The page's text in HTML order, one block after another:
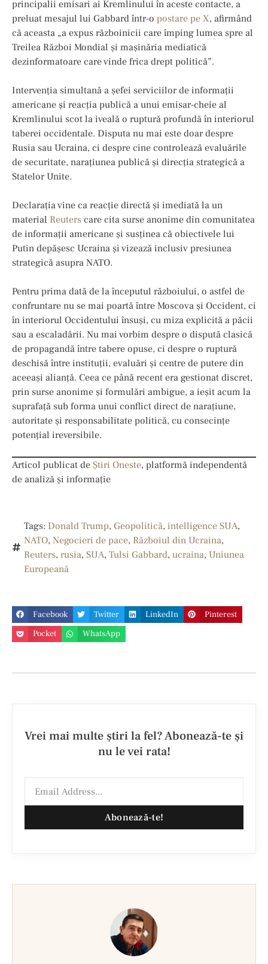
principalii emisari ai Kremlinului în aceste contacte, a
preluat mesajul lui Gabbard într-o postare pe X, afirmând
că aceasta „a expus războinicii care împing lumea spre al
Treilea Război Mondial și mașinăria mediatică
dezinformatoare care vinde frica drept politică”.
Intervenția simultană a șefei serviciilor de informații
americane și reacția publică a unui emisar-cheie al
Kremlinului scot la iveală o ruptură profundă în interiorul
taberei occidentale. Disputa nu mai este doar despre
Rusia sau Ucraina, ci despre cine controlează evaluările
de securitate, narațiunea publică și direcția strategică a
Statelor Unite.
Declarația vine ca reacție directă şi imediată la un
material Reuters care cita surse anonime din comunitatea
de informații americane și susținea că obiectivele lui
Putin depășesc Ucraina și vizează inclusiv presiunea
strategică asupra NATO.
Pentru prima dată de la începutul războiului, o astfel de
confruntare nu se mai poartă între Moscova și Occident, ci
în interiorul Occidentului însuși, cu miza explicită a păcii
sau a escaladării. Nu mai vorbim despre o dispută clasică
de propagandă între tabere opuse, ci despre o ruptură
deschisă între instituții, evaluări și centre de putere din
aceeași alianță. Ceea ce până recent era gestionat discret,
prin surse anonime și formulări ambigue, a ieșit acum la
suprafață sub forma unui conflict direct de narațiune,
autoritate și responsabilitate politică, cu consecințe
potențial ireversibile.
Articol publicat de Știri Oneste, platformă independentă
de analiză și informație
Tags: Donald Trump, Geopolitică, intelligence SUA,
NATO, Negocieri de pace, Războiul din Ucraina,
Reuters, rusia, SUA, Tulsi Gabbard, ucraina, Uniunea
Europeană
Facebook Twitter LinkedIn
Pinterest
Pocket
WhatsApp
Vrei mai multe ştiri la fel? Abonează-te şi
nu le vei rata!
Abonează-te!